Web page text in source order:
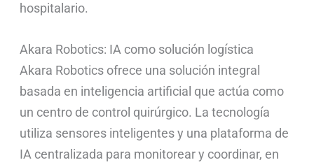
hospitalario.
Akara Robotics: IA como solución logística
Akara Robotics ofrece una solución integral
basada en inteligencia artificial que actúa como
un centro de control quirúrgico. La tecnología
utiliza sensores inteligentes y una plataforma de
IA centralizada para monitorear y coordinar, en